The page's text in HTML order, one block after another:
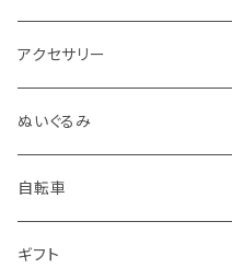
アクセサリー
ぬいぐるみ
自転車
ギフト